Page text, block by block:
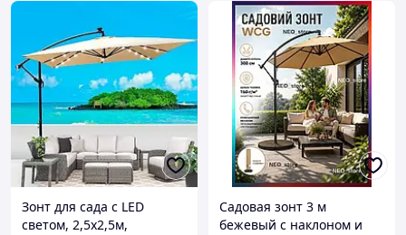
Зонт для сада с LED
светом, 2,5x2,5м,
Садовая зонт 3 м
бежевый с наклоном и